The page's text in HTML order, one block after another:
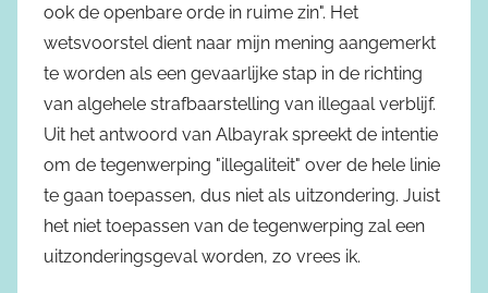
ook de openbare orde in ruime zin". Het
wetsvoorstel dient naar mijn mening aangemerkt
te worden als een gevaarlijke stap in de richting
van algehele strafbaarstelling van illegaal verblijf.
Uit het antwoord van Albayrak spreekt de intentie
om de tegenwerping "illegaliteit" over de hele linie
te gaan toepassen, dus niet als uitzondering. Juist
het niet toepassen van de tegenwerping zal een
uitzonderingsgeval worden, zo vrees ik.